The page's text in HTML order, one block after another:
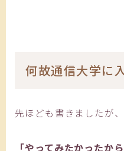
何故通信大学に
先ほども書きましたが、
「やってみたかったから